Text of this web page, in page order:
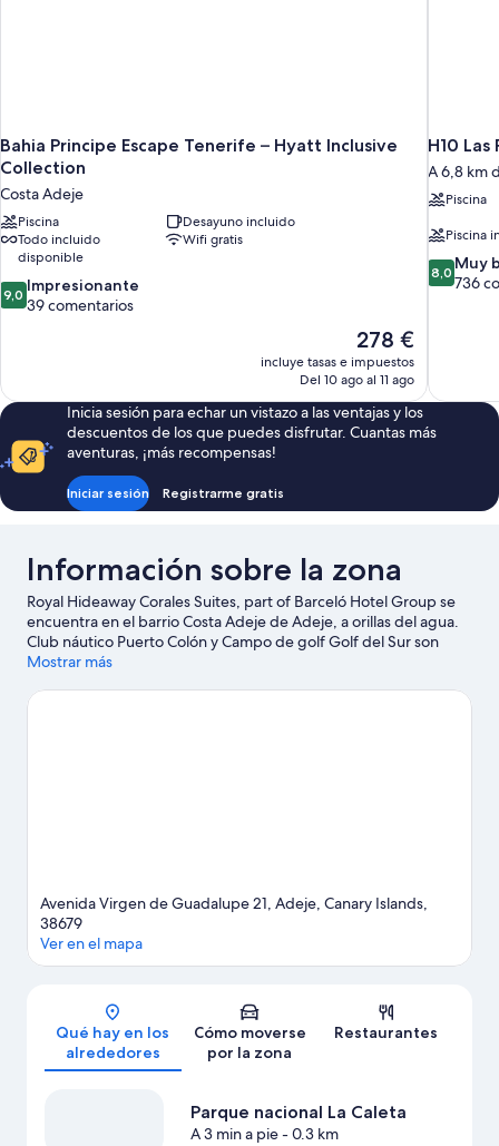
Bahia Principe Escape Tenerife – Hyatt Inclusive
Collection
Costa Adeje
Piscina
Desayuno incluido
Todo incluido
disponible
Wifi gratis
9.0
sobre
9,0 Impresionante
39 comentarios
El
precio
actual
de
278 €
278 €
incluye tasas e impuestos
Del 10 ago al 11 ago
H10 Las
A 6,8 km
Piscina
Piscina
8.0
sobre
8,0 Muy
736
Inicia sesión para echar un vistazo a las ventajas y los
descuentos de los que puedes disfrutar. Cuantas más
aventuras, ¡más recompensas!
Iniciar sesión Registrarme gratis
Información sobre la zona
Royal Hideaway Corales Suites, part of Barceló Hotel Group se
encuentra en el barrio Costa Adeje de Adeje, a orillas del agua.
Club náutico Puerto Colón y Campo de golf Golf del Sur son
excelentes opciones para los que buscan unas vacaciones
Tenerife y Playa El Duque son lo que necesitas. Para disfrutar de
Mostrar más
Avenida Virgen de Guadalupe 21, Adeje, Canary Islands,
38679
Ver en el mapa
Qué hay en los
alrededores
Cómo moverse
por la zona
Restaurantes
Parque nacional La Caleta
A 3 min a pie- 0.3 km